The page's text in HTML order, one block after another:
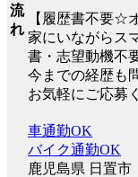
流
れ
【履歴書不要☆
家にいながらス
書・志望動機不
今までの経歴も
お気軽にご応募
車通勤OK
バイク通勤OK
鹿児島県 日置市